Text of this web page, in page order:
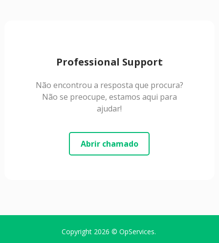
Professional Support
Não encontrou a resposta que procura?
Não se preocupe, estamos aqui para
ajudar!
Abrir chamado
Copyright 2026 © OpServices.